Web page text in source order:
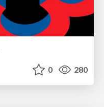
0 280